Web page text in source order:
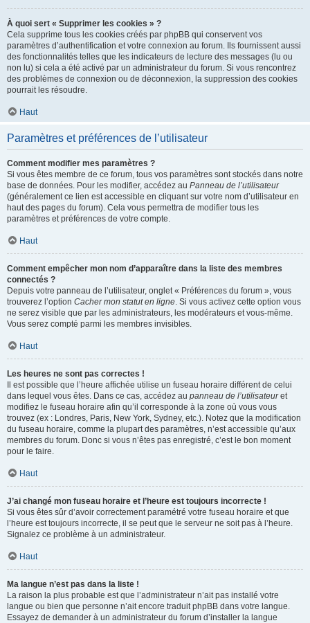
À quoi sert « Supprimer les cookies » ?
Cela supprime tous les cookies créés par phpBB qui conservent vos
paramètres d’authentification et votre connexion au forum. Ils fournissent aussi
des fonctionnalités telles que les indicateurs de lecture des messages (lu ou
non lu) si cela a été activé par un administrateur du forum. Si vous rencontrez
des problèmes de connexion ou de déconnexion, la suppression des cookies
pourrait les résoudre.
Haut
Paramètres et préférences de l’utilisateur
Comment modifier mes paramètres ?
Si vous êtes membre de ce forum, tous vos paramètres sont stockés dans notre
base de données. Pour les modifier, accédez au Panneau de l’utilisateur
(généralement ce lien est accessible en cliquant sur votre nom d’utilisateur en
haut des pages du forum). Cela vous permettra de modifier tous les
paramètres et préférences de votre compte.
Haut
Comment empêcher mon nom d’apparaître dans la liste des membres
connectés ?
Depuis votre panneau de l’utilisateur, onglet « Préférences du forum », vous
trouverez l’option Cacher mon statut en ligne. Si vous activez cette option vous
ne serez visible que par les administrateurs, les modérateurs et vous-même.
Vous serez compté parmi les membres invisibles.
Haut
Les heures ne sont pas correctes !
Il est possible que l’heure affichée utilise un fuseau horaire différent de celui
dans lequel vous êtes. Dans ce cas, accédez au panneau de l’utilisateuret
modifiez le fuseau horaire afin qu’il corresponde à la zone où vous vous
trouvez (ex : Londres, Paris, New York, Sydney, etc.). Notez que la modification
du fuseau horaire, comme la plupart des paramètres, n’est accessible qu’aux
membres du forum. Donc si vous n’êtes pas enregistré, c’est le bon moment
pour le faire.
Haut
J’ai changé mon fuseau horaire et l’heure est toujours incorrecte !
Si vous êtes sûr d’avoir correctement paramétré votre fuseau horaire et que
l’heure est toujours incorrecte, il se peut que le serveur ne soit pas à l’heure.
Signalez ce problème à un administrateur.
Haut
Ma langue n’est pas dans la liste !
La raison la plus probable est que l’administrateur n’ait pas installé votre
langue ou bien que personne n’ait encore traduit phpBB dans votre langue.
Essayez de demander à un administrateur du forum d’installer la langue